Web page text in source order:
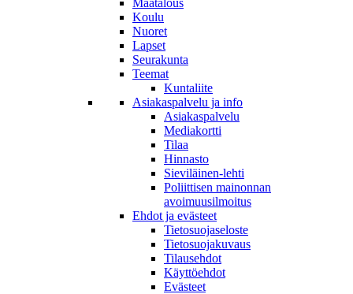
Maatalous
Koulu
Nuoret
Lapset
Seurakunta
Teemat
Kuntaliite
Asiakaspalvelu ja info
Asiakaspalvelu
Mediakortti
Tilaa
Hinnasto
Sieviläinen-lehti
Poliittisen mainonnan
avoimuusilmoitus
Ehdot ja evästeet
Tietosuojaseloste
Tietosuojakuvaus
Tilausehdot
Käyttöehdot
Evästeet